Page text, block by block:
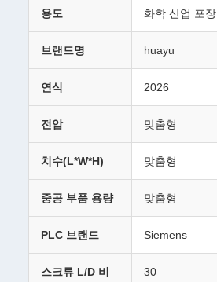
용도 화학 산업 포장
브랜드명 huayu
연식 2026
전압 맞춤형
치수(L*W*H) 맞춤형
중공 부품 용량 맞춤형
PLC 브랜드 Siemens
스크류 L/D 비
30